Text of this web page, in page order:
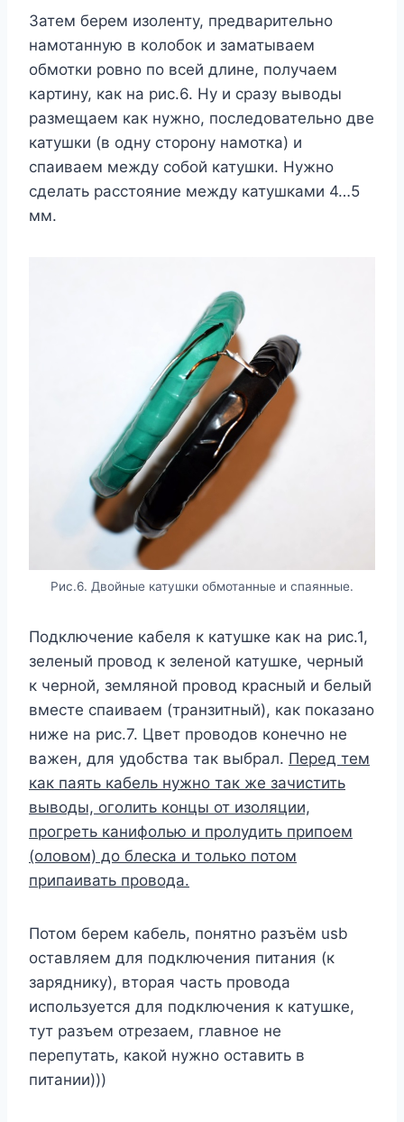
Затем берем изоленту, предварительно
намотанную в колобок и заматываем
обмотки ровно по всей длине, получаем
картину, как на рис.6. Ну и сразу выводы
размещаем как нужно, последовательно две
катушки (в одну сторону намотка) и
спаиваем между собой катушки. Нужно
сделать расстояние между катушками 4…5
мм.
Рис.6. Двойные катушки обмотанные и спаянные.
Подключение кабеля к катушке как на рис.1,
зеленый провод к зеленой катушке, черный
к черной, земляной провод красный и белый
вместе спаиваем (транзитный), как показано
ниже на рис.7. Цвет проводов конечно не
важен, для удобства так выбрал. Перед тем
как паять кабель нужно так же зачистить
выводы, оголить концы от изоляции,
прогреть канифолью и пролудить припоем
(оловом) до блеска и только потом
припаивать провода.
Потом берем кабель, понятно разъём usb
оставляем для подключения питания (к
заряднику), вторая часть провода
используется для подключения к катушке,
тут разъем отрезаем, главное не
перепутать, какой нужно оставить в
питании)))